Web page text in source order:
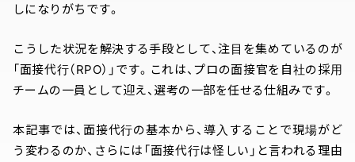
しになりがちです。
こうした状況を解決する手段として、注目を集めているのが
「面接代行（RPO）」です。これは、プロの面接官を自社の採用
チームの一員として迎え、選考の一部を任せる仕組みです。
本記事では、面接代行の基本から、導入することで現場がど
う変わるのか、さらには「面接代行は怪しい」と言われる理由